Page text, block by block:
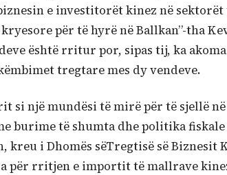
e investitorët kinez në
për të hyrë në Ballkan”-tha
është rritur por, sipas tij, ka
tregtare mes dy vendeve.
si një mundësi të mirë për të sjellë
burime të shumta dhe politika
kreu i Dhomës sëTregtisë së Biznesit
për rritjen e importit të mallrave